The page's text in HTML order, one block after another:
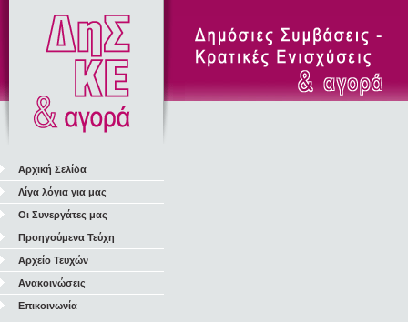
Αρχική Σελίδα
Λίγα λόγια για μας
Οι Συνεργάτες μας
Προηγούμενα Τεύχη
Αρχείο Τευχών
Ανακοινώσεις
Επικοινωνία